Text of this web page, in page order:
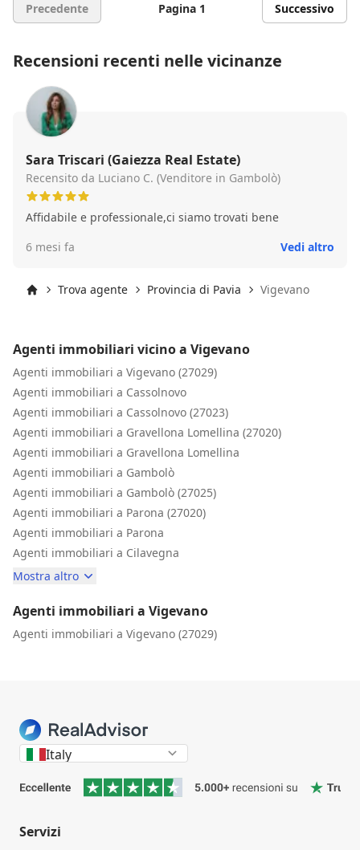
Precedente Pagina 1 Successivo
Recensioni recenti nelle vicinanze
Sara Triscari (Gaiezza Real Estate)
Recensito da Luciano C. (Venditore in Gambolò)
Affidabile e professionale,ci siamo trovati bene
6 mesi fa
Vedi altro
Trova agente Provincia di Pavia Vigevano
Agenti immobiliari vicino a Vigevano
Agenti immobiliari a Vigevano (27029)
Agenti immobiliari a Cassolnovo
Agenti immobiliari a Cassolnovo (27023)
Agenti immobiliari a Gravellona Lomellina (27020)
Agenti immobiliari a Gravellona Lomellina
Agenti immobiliari a Gambolò
Agenti immobiliari a Gambolò (27025)
Agenti immobiliari a Parona (27020)
Agenti immobiliari a Parona
Agenti immobiliari a Cilavegna
Mostra altro
Agenti immobiliari a Vigevano
Agenti immobiliari a Vigevano (27029)
Italy
Servizi